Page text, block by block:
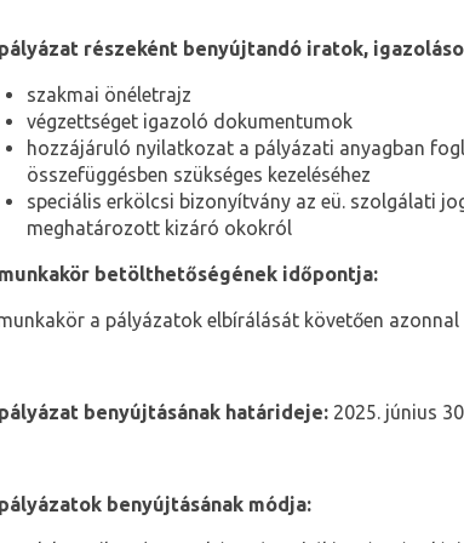
részeként benyújtandó iratok,
szakmai önéletrajz
végzettséget igazoló dokumentumok
hozzájáruló nyilatkozat a pályázati anyagban
összefüggésben szükséges kezeléséhez
speciális erkölcsi bizonyítvány az eü. szolgálati
meghatározott kizáró okokról
betölthetőségének időpontja:
a pályázatok elbírálását követően
benyújtásának határideje: 2025. június
benyújtásának módja: